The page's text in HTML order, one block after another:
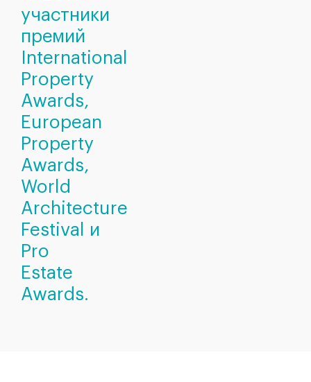
участники
премий
International
Property
Awards,
European
Property
Awards,
World
Architecture
Festival и
Pro
Estate
Awards.